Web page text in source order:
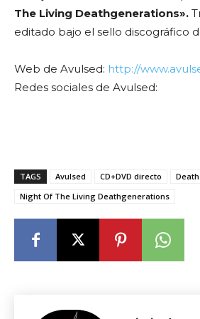
The Living Deathgenerations».
editado bajo el sello discográfico
Web de Avulsed: http://
Redes sociales de Avulsed:
TAGS Avulsed CD+DVD directo
Night Of The Living Deathgenerations